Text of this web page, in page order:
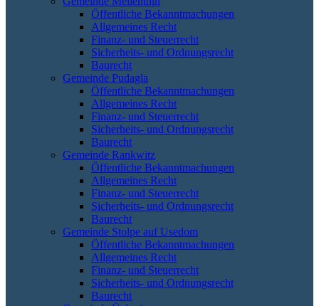
Öffentliche Bekanntmachungen
Allgemeines Recht
Finanz- und Steuerrecht
Sicherheits- und Ordnungsrecht
Baurecht
Gemeinde Pudagla
Öffentliche Bekanntmachungen
Allgemeines Recht
Finanz- und Steuerrecht
Sicherheits- und Ordnungsrecht
Baurecht
Gemeinde Rankwitz
Öffentliche Bekanntmachungen
Allgemeines Recht
Finanz- und Steuerrecht
Sicherheits- und Ordnungsrecht
Baurecht
Gemeinde Stolpe auf Usedom
Öffentliche Bekanntmachungen
Allgemeines Recht
Finanz- und Steuerrecht
Sicherheits- und Ordnungsrecht
Baurecht